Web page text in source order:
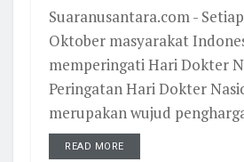
Suaranusantara.com -
Oktober masyarakat
memperingati Hari Dokter
Peringatan Hari Dokter
merupakan wujud
READ MORE